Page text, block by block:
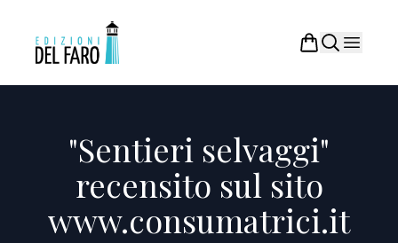
"Sentieri selvaggi"
recensito sul sito
www.consumatrici.it